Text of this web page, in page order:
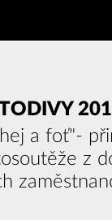
a foť"-
z